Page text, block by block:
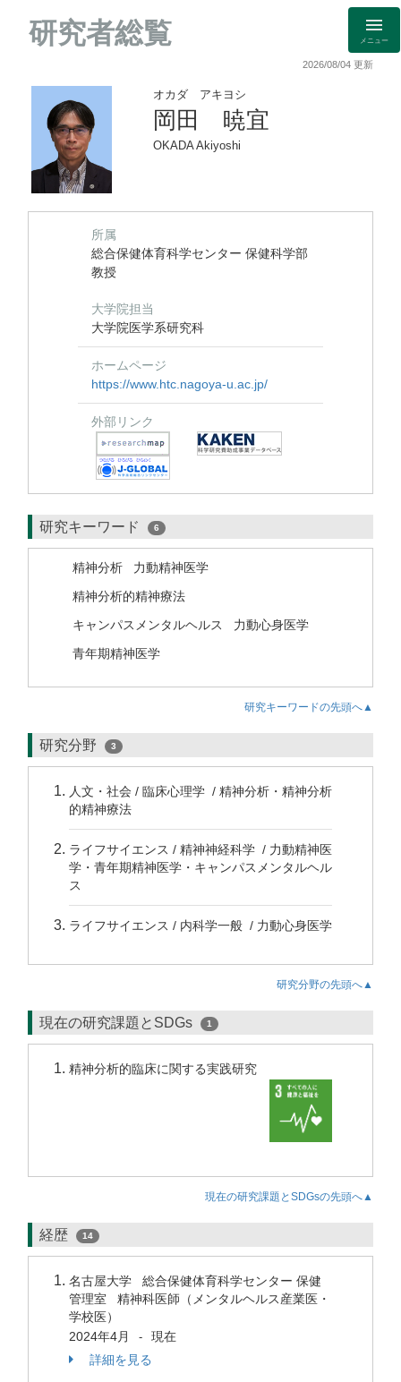
研究者総覧 メニュー
2026/08/04 更新
オカダ アキヨシ
岡田 暁宜
OKADA Akiyoshi
所属
総合保健体育科学センター 保健科学部
教授
大学院担当
大学院医学系研究科
ホームページ
https://www.htc.nagoya-u.ac.jp/
外部リンク
研究キーワード 6
精神分析
力動精神医学
精神分析的精神療法
キャンパスメンタルヘルス
力動心身医学
青年期精神医学
研究キーワードの先頭へ▲
研究分野 3
人文・社会 / 臨床心理学 / 精神分析・精神分析
的精神療法
ライフサイエンス / 精神神経科学 / 力動精神医
学・青年期精神医学・キャンパスメンタルヘル
ス
ライフサイエンス / 内科学一般 / 力動心身医学
研究分野の先頭へ▲
現在の研究課題とSDGs 1
精神分析的臨床に関する実践研究
現在の研究課題とSDGsの先頭へ▲
経歴 14
名古屋大学 総合保健体育科学センター 保健
管理室 精神科医師（メンタルヘルス産業医・
学校医）
2024年4月
-
現在
詳細を見る